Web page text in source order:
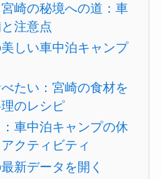
崎の秘境への道：車
注意点
しい車中泊キャンプ
たい：宮崎の食材を
のレシピ
車中泊キャンプの休
クティビティ
新データを開く